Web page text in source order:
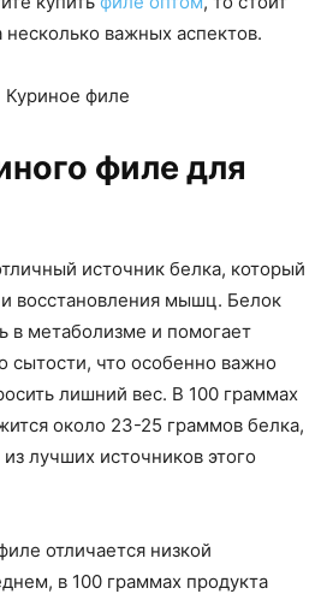
важных аспектов.
филе для
источник белка, который
восстановления мышц. Белок
в метаболизме и помогает
сытости, что особенно важно
лишний вес. В 100 граммах
около 23-25 граммов белка,
лучших источников этого
отличается низкой
в 100 граммах продукта